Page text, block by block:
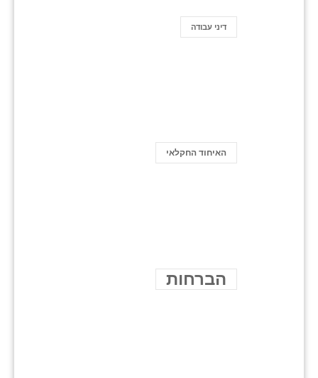
דיני עבודה
האיחוד החקלאי
הברחות